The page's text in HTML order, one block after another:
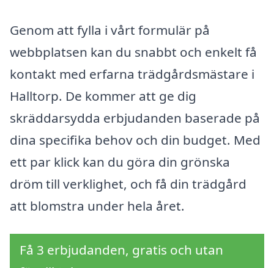
Genom att fylla i vårt formulär på
webbplatsen kan du snabbt och enkelt få
kontakt med erfarna trädgårdsmästare i
Halltorp. De kommer att ge dig
skräddarsydda erbjudanden baserade på
dina specifika behov och din budget. Med
ett par klick kan du göra din grönska
dröm till verklighet, och få din trädgård
att blomstra under hela året.
Få 3 erbjudanden, gratis och utan